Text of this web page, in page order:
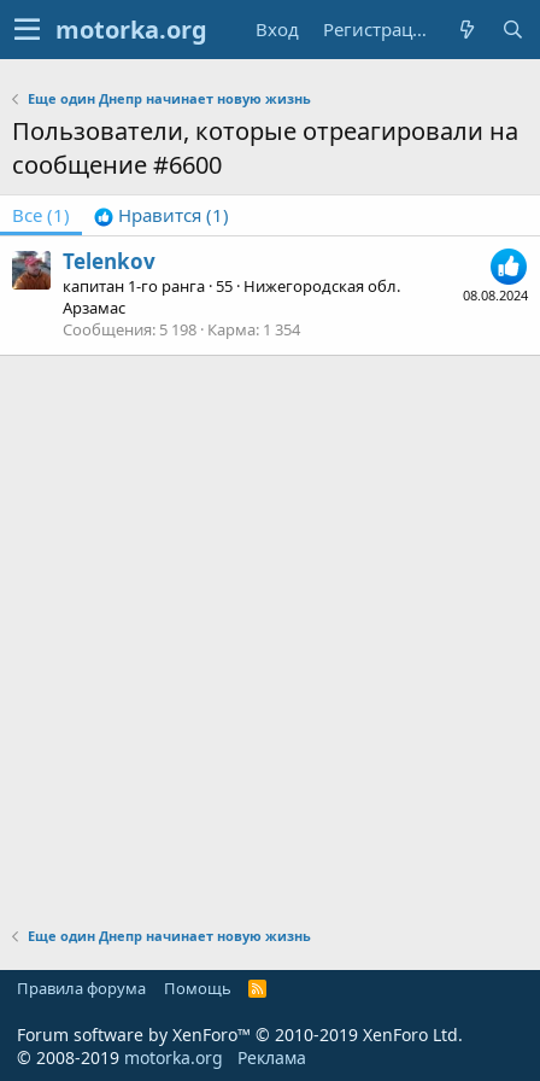
Вход Регистрация
Еще один Днепр начинает новую жизнь
Пользователи, которые отреагировали на
сообщение #6600
Все (1) Нравится (1)
08.08.2024
Telenkov
капитан 1-го ранга ·55 · Нижегородская обл.
Арзамас
Сообщения 5 198 Карма 1 354
Еще один Днепр начинает новую жизнь
Правила форума Помощь
R
Forum software by XenForo™ © 2010-2019 XenForo Ltd.
© 2008-2019 motorka.org Реклама